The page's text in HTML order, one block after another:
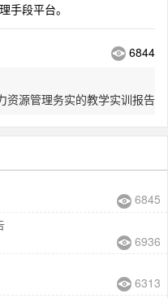
手段平台。
6844
资源管理务实的教学实训报告
6845
6936
6313